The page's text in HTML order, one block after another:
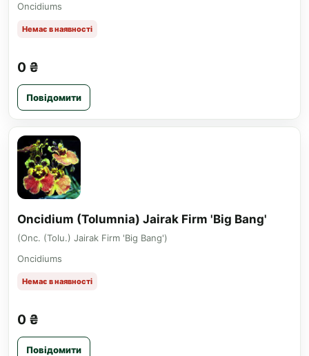
Oncidiums
Немає в наявності
0 ₴
Повідомити
Oncidium (Tolumnia) Jairak Firm 'Big Bang'
(Onc. (Tolu.) Jairak Firm 'Big Bang')
Oncidiums
Немає в наявності
0 ₴
Повідомити